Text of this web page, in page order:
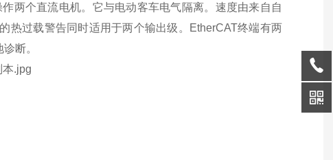
作两个直流电机。它与电动客车电气隔离。速度由来自自
热过载警告同时适用于两个输出级。EtherCAT终端有两
断。